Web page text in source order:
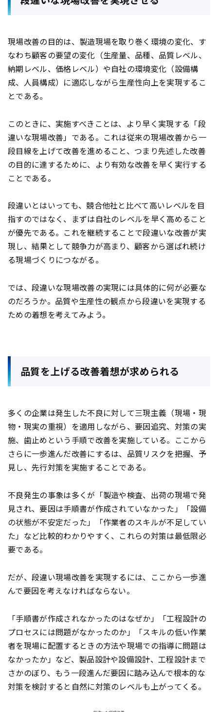
現場改善の目的は、製造現場を取り巻く環境の変化、す
なわち顧客の要望の変化（生産量、品種、品質レベル、
納期レベル、価格レベル）や自社の環境変化（設備構
成、人員構成）に適応しながら生産性向上を実現するこ
とである。
このときに、実施すべきことは、より早く実現する「段
違いな現場改善」である。これは従来の現場改善から一
段目線を上げて改善を進めること、つまり先述した改善
の目的に達するために、より有効な改善を早く実行する
ことである。
段違いとはいっても、競合他社と比べて高いレベルを目
指すのではなく、まずは自社のレベルを早く高めること
が優先である。これを継続することで段違いな改善が実
現し、結果として競争力が高まり、顧客から選ばれ続け
る現場づくりにつながる。
では、段違いな現場改善の実現には具体的に何が必要な
のだろうか。品質や生産性の観点から段違いを実現する
ための着想を考えてみよう。
品質を上げる改善着想が求められる
多くの企業は発生した不良に対して三現主義（現場・現
物・現実の重視）を適用しながら、要因追究、対策の実
施、歯止めという手順で改善を実施している。ここから
さらに一歩進んだ改善にするは、品質リスクを把握、予
見し、先行対策を実施することである。
不良発生の事象は多くが「製造や検査、出荷の現場で発
見され、要因は手順書が作成されていなかった」「設備
の状態が不安定だった」「作業者のスキルが不足してい
た」など比較的わかりやすく、これらの対策は最低限必
要である。
だが、段違い現場改善を実現するには、ここから一歩進
んで要因を考えなければならない。
「手順書が作成されなかったのはなぜか」「工程設計の
プロセスには問題がなかったのか」「スキルの低い作業
者を現場に配置するときの方法や現場での指導に問題は
なかったか」など、製品設計や設備設計、工程設計まで
さかのぼり、もう一段進んだ要因に踏み込んで根本的な
対策を検討すると自然に対策のレベルも上がってくる。